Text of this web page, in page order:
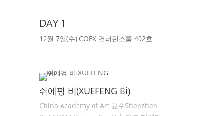
DAY 1
12월 7일(수) COEX 컨퍼런스룸 402호
쉬에펑 비(XUEFENG Bi)
China Academy of Art 교수Shenzhen